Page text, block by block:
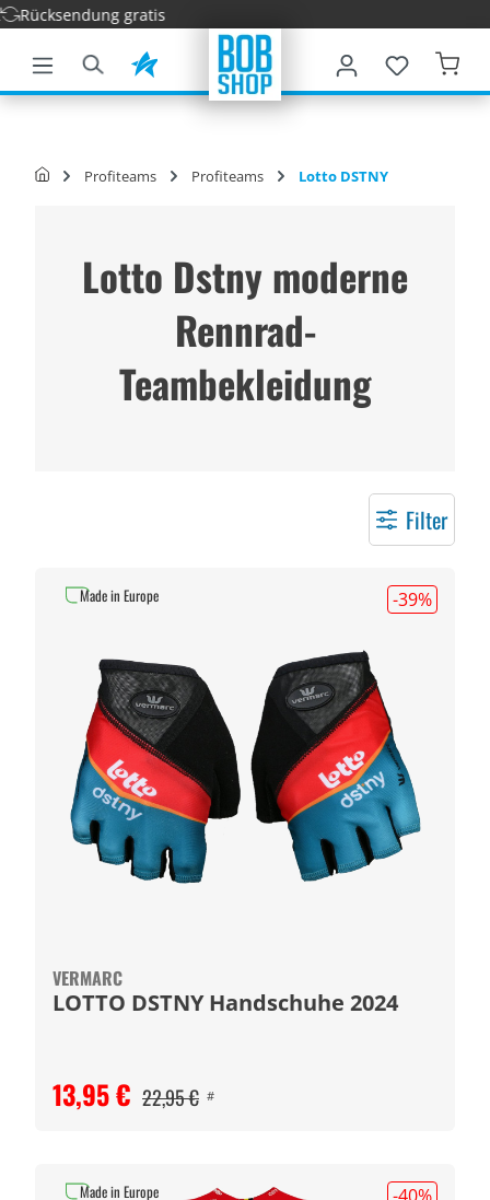
springen
gratis
Profiteams Profiteams Lotto DSTNY
Lotto Dstny moderne
Rennrad-
Teambekleidung
Filter
-39%
VERMARC
LOTTO DSTNY Handschuhe 2024
13,95 € 22,95 € #
Made in Europe
Made in Europe